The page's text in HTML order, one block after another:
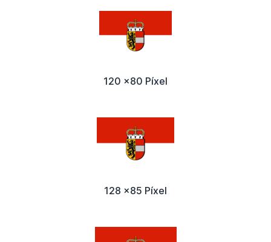
120 x80 Píxel
128 x85 Píxel